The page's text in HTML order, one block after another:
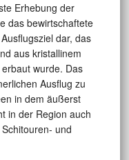
Erhebung der
das bewirtschaftete
dar, das
aus kristallinem
wurde. Das
Ausflug zu
in dem äußerst
in der Region auch
und